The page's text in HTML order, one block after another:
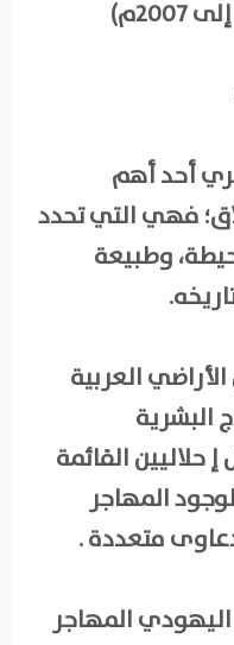
أحد أهم
فهي التي تحدد
وطبيعة
العربية
البشرية
حلاليين القائمة
المهاجر
متعددة .
المهاجر